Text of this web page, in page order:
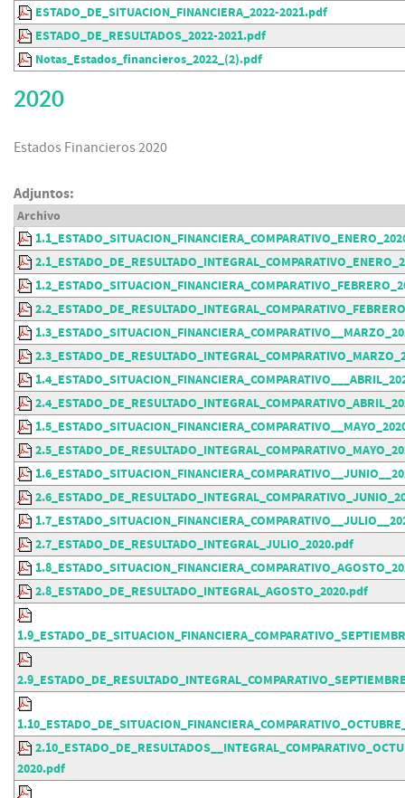
ESTADO_DE_SITUACION_FINANCIERA_2022-2021.pdf
ESTADO_DE_RESULTADOS_2022-2021.pdf
Notas_Estados_financieros_2022_(2).pdf
2020
Estados Financieros 2020
Adjuntos:
Archivo
2.7_ESTADO_DE_RESULTADO_INTEGRAL_JULIO_2020.pdf
2.8_ESTADO_DE_RESULTADO_INTEGRAL_AGOSTO_2020.pdf
2020.pdf